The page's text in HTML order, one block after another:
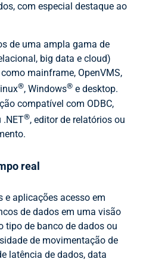
com especial destaque ao
de uma ampla gama de
big data e cloud)
mainframe, OpenVMS,
®, Windows® e desktop.
compatível com ODBC,
.NET®, editor de relatórios ou
real
e aplicações acesso em
de dados em uma visão
tipo de banco de dados ou
de movimentação de
latência de dados, data